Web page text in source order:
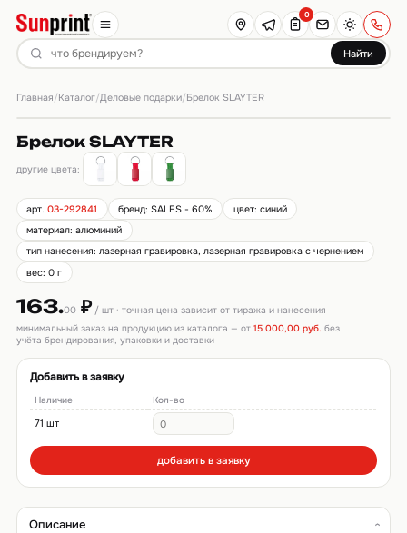
Найти
0
Главная/Каталог/Деловые подарки/Брелок SLAYTER
Брелок SLAYTER
другие цвета:
арт.03-292841 бренд: SALES - 60%
цвет: синий
материал: алюминий
тип нанесения: лазерная гравировка, лазерная гравировка с чернением
вес: 0 г
163.00₽/ шт · точная цена зависит от тиража и нанесения
минимальный заказ на продукцию из каталога — от 15 000,00 руб. без
учёта брендирования, упаковки и доставки
Добавить в заявку
Наличие Кол-во
71 шт
добавить в заявку
Описание